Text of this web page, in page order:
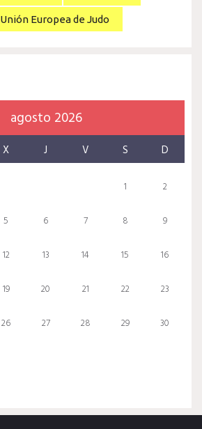
Unión Europea de Judo
agosto 2026
X J V S D
1 2
5 6 7 8 9
12 13 14 15 16
19 20 21 22 23
26 27 28 29 30